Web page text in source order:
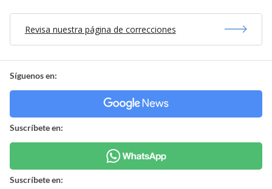
Revisa nuestra página de correcciones
Síguenos en:
Suscríbete en:
Suscríbete en: